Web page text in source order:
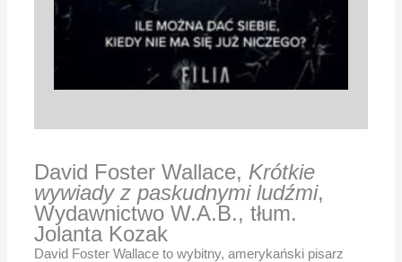
David Foster Wallace, Krótkie
wywiady z paskudnymi ludźmi,
Wydawnictwo W.A.B., tłum.
Jolanta Kozak
David Foster Wallace to wybitny, amerykański pisarz